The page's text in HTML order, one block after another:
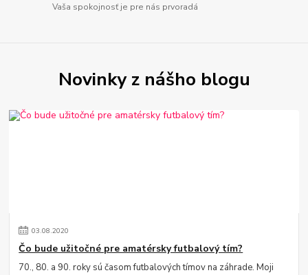
Vaša spokojnosť je pre nás prvoradá
Novinky z nášho blogu
03.08.2020
Čo bude užitočné pre amatérsky futbalový tím?
70., 80. a 90. roky sú časom futbalových tímov na záhrade. Moji